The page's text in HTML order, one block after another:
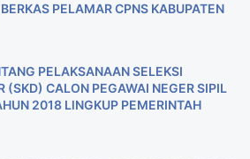
PELAMAR CPNS KABUPATEN
PELAKSANAAN SELEKSI
(SKD) CALON PEGAWAI NEGER SIPIL
2018 LlNGKUP PEMERINTAH